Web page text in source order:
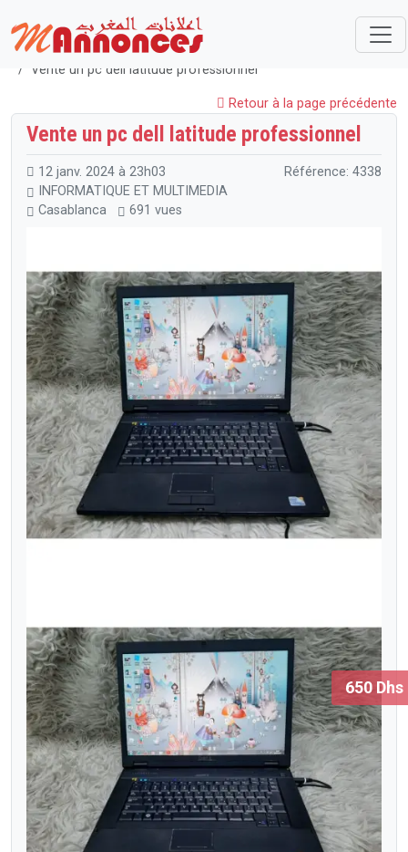
Maroc
INFORMATIQUE ET MULTIMEDIA
Ordinateurs Portables
Vente un pc dell latitude professionnel
Retour à la page précédente
Vente un pc dell latitude professionnel
12 janv. 2024 à 23h03
INFORMATIQUE ET MULTIMEDIA
Casablanca
691 vues
Référence: 4338
650 Dhs